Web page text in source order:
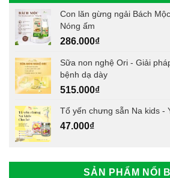
Con lăn gừng ngải Bách
Nóng ấm
286.000₫
Sữa non nghệ Ori - Giải
bệnh dạ dày
515.000₫
Tổ yến chưng sẵn Na kids -
47.000₫
SẢN PHẨM NỔI